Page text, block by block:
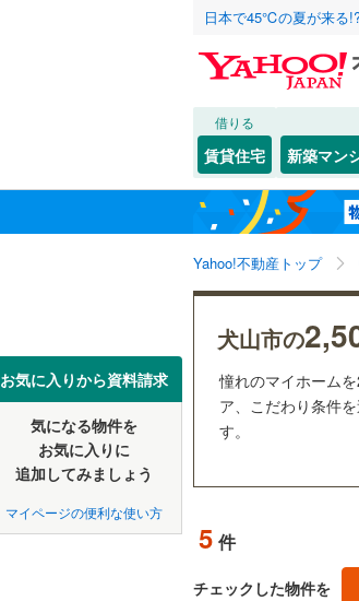
日本で45℃の夏が来る
借りる
賃貸住宅 新築マン
Yahoo!不動産トップ
お気に入りから資料請求
気になる物件を
お気に入りに
追加してみましょう
マイページの便利な使い方
犬山市の
憧れのマイホーム
ア、こだわり条件
す。
5 件
チェックした物件を
北海道
東北
関東
東海
中国
名古屋市
かの地域
JR
地下鉄
私鉄・その他
こだわり条件